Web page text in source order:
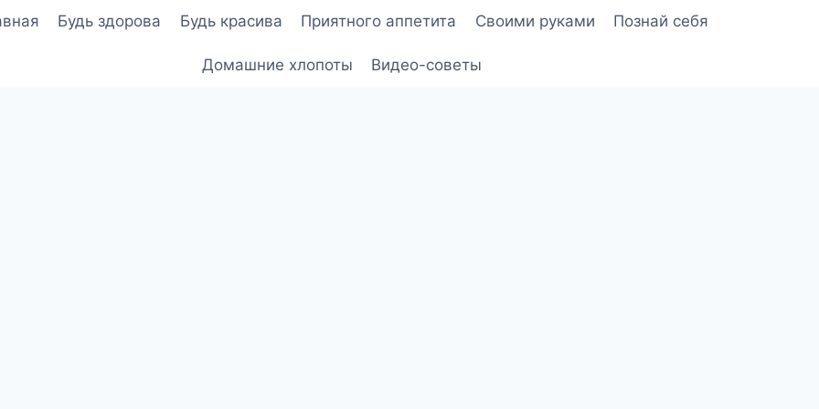
Будь здорова Будь красива Приятного аппетита Своими руками Познай себя
Домашние хлопоты Видео-советы